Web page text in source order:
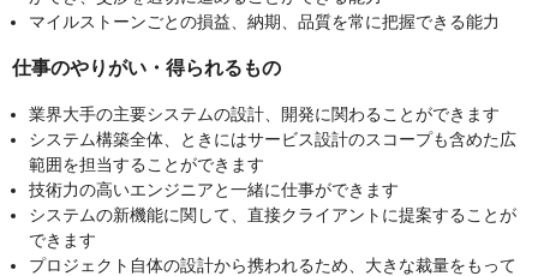
マイルストーンごとの損益、納期、品質を常に把握できる能力
仕事のやりがい・得られるもの
業界大手の主要システムの設計、開発に関わることができます
システム構築全体、ときにはサービス設計のスコープも含めた広
範囲を担当することができます
技術力の高いエンジニアと一緒に仕事ができます
システムの新機能に関して、直接クライアントに提案することが
できます
プロジェクト自体の設計から携われるため、大きな裁量をもって